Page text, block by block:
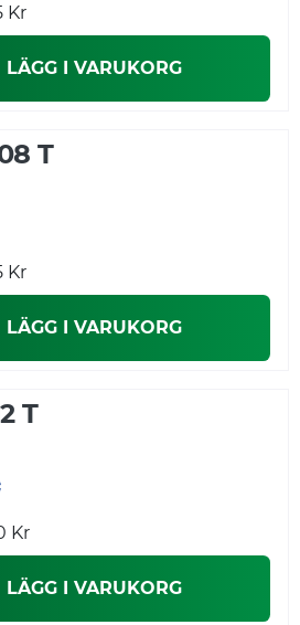
Kr
LÄGG I VARUKORG
T
Kr
LÄGG I VARUKORG
T
Kr
LÄGG I VARUKORG